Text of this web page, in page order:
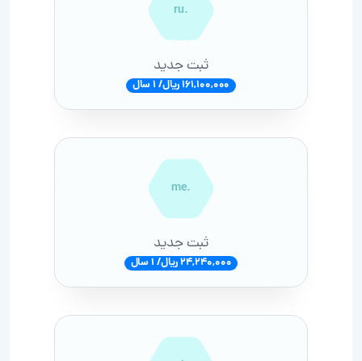
.ru
ثبت جدید
161,100,000 ریال/ 1 سال
.me
ثبت جدید
24,240,000 ریال/ 1 سال